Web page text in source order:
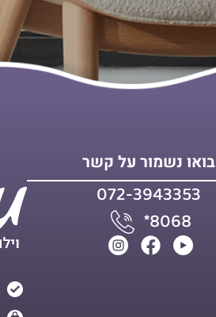
בואו נשמור על קשר
072-3943353
*8068